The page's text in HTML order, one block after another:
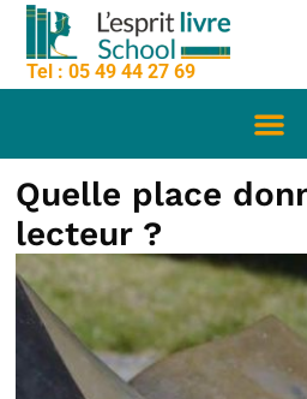
principal
Aller
contenu
Tel : 05 49 44 27 69
Quelle place
lecteur ?